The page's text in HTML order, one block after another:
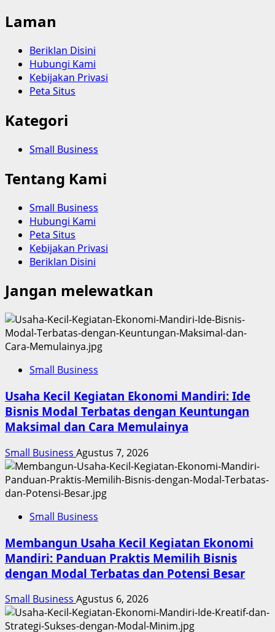
Laman
Beriklan Disini
Hubungi Kami
Kebijakan Privasi
Peta Situs
Kategori
Small Business
Tentang Kami
Small Business
Hubungi Kami
Peta Situs
Kebijakan Privasi
Beriklan Disini
Jangan melewatkan
Small Business
Usaha Kecil Kegiatan Ekonomi Mandiri: Ide
Bisnis Modal Terbatas dengan Keuntungan
Maksimal dan Cara Memulainya
Small Business Agustus 7, 2026
Small Business
Membangun Usaha Kecil Kegiatan Ekonomi
Mandiri: Panduan Praktis Memilih Bisnis
dengan Modal Terbatas dan Potensi Besar
Small Business Agustus 6, 2026